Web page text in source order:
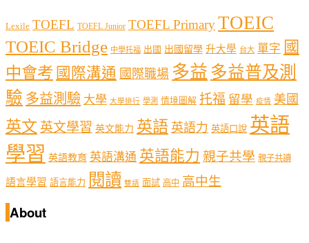
Lexile TOEFL TOEFL Junior TOEFL PrimaryTOEIC
TOEIC Bridge 中學托福 出國 出國留學 升大學 台大 單字 國
中會考 國際溝通 國際職場 多益 多益普及測
驗 多益測驗 大學 大學排行 學測 情境圖解 托福 留學 疫情 美國
英文 英文學習 英文能力 英語 英語力 英語口說 英語
學習 英語教育 英語溝通 英語能力 親子共學 親子共讀
語言學習 語言能力 閱讀 雙語 面試 高中 高中生
About